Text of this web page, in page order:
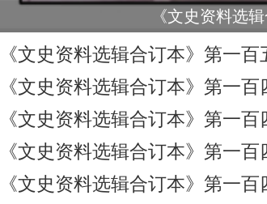
《文史资料选
《文史资料选辑合订本》第一百
《文史资料选辑合订本》第一
《文史资料选辑合订本》第一
《文史资料选辑合订本》第一
《文史资料选辑合订本》第一